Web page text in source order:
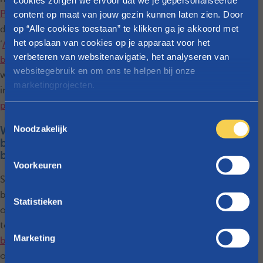
content op maat van jouw gezin kunnen laten zien. Door
op “Alle cookies toestaan” te klikken ga je akkoord met
het opslaan van cookies op je apparaat voor het
verbeteren van websitenavigatie, het analyseren van
websitegebruik en om ons te helpen bij onze
marketingprojecten.
welke cookies we gebruiken.
o
e
s
m
i
n
g
Noodzakelijk
Voorkeuren
Statistieken
Marketing
Parentia accountof
download het formulier
‘Aanvraag betaling op een
bankrekening ’ op onze
website en stuur het ons
ingevuld terugper post of
per mail.
Wist je dat er een
basisbankdienst
bestaat?
Soms gebeurt het dat een
bank een klant weigert
omwille van zijn financiële
toestand. De
basisbankdienst
oplossing, deze service